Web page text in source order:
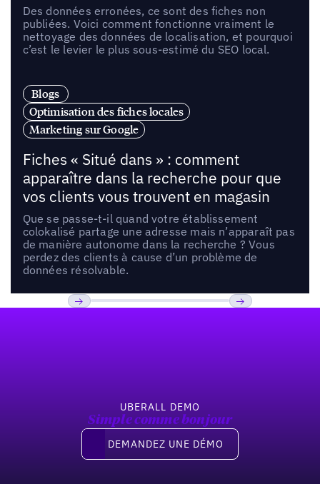
Des données erronées, ce sont des fiches non
publiées. Voici comment fonctionne vraiment le
nettoyage des données de localisation, et pourquoi
c’est le levier le plus sous-estimé du SEO local.
Blogs
Optimisation des fiches locales
Marketing sur Google
Fiches « Situé dans » : comment
apparaître dans la recherche pour que
vos clients vous trouvent en magasin
Que se passe-t-il quand votre établissement
colokalisé partage une adresse mais n’apparaît pas
de manière autonome dans la recherche ? Vous
perdez des clients à cause d’un problème de
données résolvable.
UBERALL DEMO
Simple comme bonjour
Demandez une démo
DEMANDEZ UNE DÉMO